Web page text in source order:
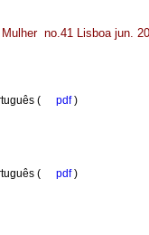
no.41 Lisboa jun.
( pdf)
( pdf)